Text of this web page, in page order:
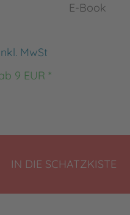
E-Book
MwSt
9 EUR *
IN DIE SCHATZKISTE